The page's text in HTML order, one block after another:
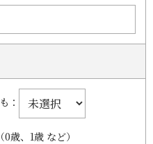
：
0歳、1歳 など）